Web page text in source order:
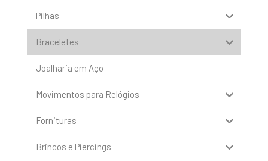
Pilhas
Braceletes
Joalharia em Aço
Movimentos para Relógios
Fornituras
Brincos e Piercings